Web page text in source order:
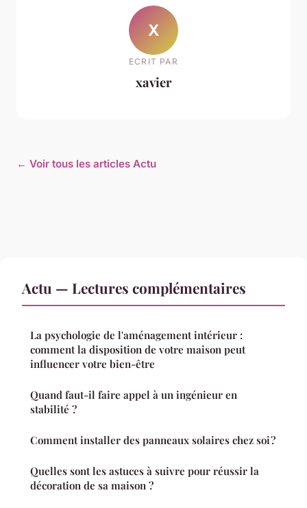
X
ECRIT PAR
xavier
← Voir tous les articles Actu
Actu — Lectures complémentaires
La psychologie de l'aménagement intérieur :
comment la disposition de votre maison peut
influencer votre bien-être
Quand faut-il faire appel à un ingénieur en
stabilité ?
Comment installer des panneaux solaires chez soi ?
Quelles sont les astuces à suivre pour réussir la
décoration de sa maison ?